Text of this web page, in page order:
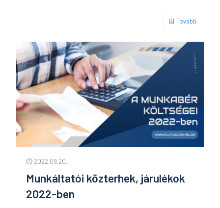
Tovább
2022.09.20.
Munkáltatói közterhek, járulékok
2022-ben